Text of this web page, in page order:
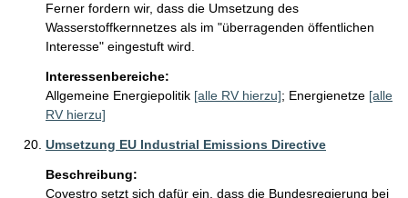
Ferner fordern wir, dass die Umsetzung des
Wasserstoffkernnetzes als im "überragenden öffentlichen
Interesse" eingestuft wird.
Interessenbereiche:
Allgemeine Energiepolitik [alle RV hierzu]; Energienetze [alle
RV hierzu]
Umsetzung EU Industrial Emissions Directive
Beschreibung:
Covestro setzt sich dafür ein, dass die Bundesregierung bei